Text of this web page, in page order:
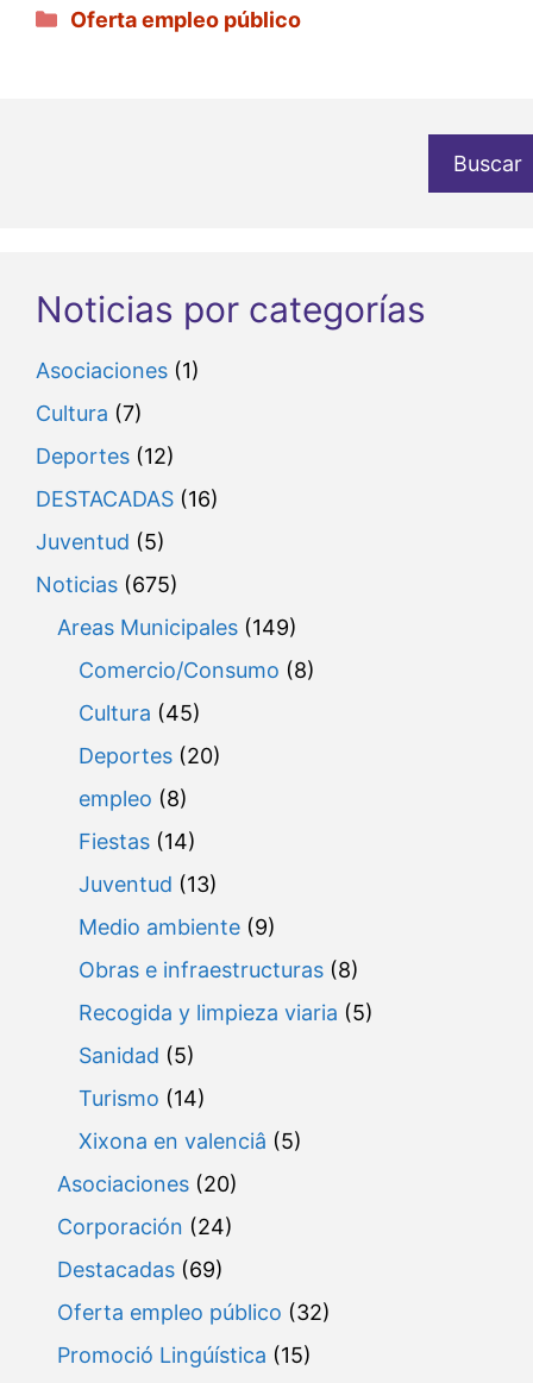
Categorías
Oferta empleo público
Buscar
Noticias por categorías
Asociaciones (1)
Cultura (7)
Deportes (12)
DESTACADAS (16)
Juventud (5)
Noticias (675)
Areas Municipales (149)
Comercio/Consumo (8)
Cultura (45)
Deportes (20)
empleo (8)
Fiestas (14)
Juventud (13)
Medio ambiente (9)
Obras e infraestructuras (8)
Recogida y limpieza viaria (5)
Sanidad (5)
Turismo (14)
Xixona en valenciâ (5)
Asociaciones (20)
Corporación (24)
Destacadas (69)
Oferta empleo público (32)
Promoció Lingúística (15)